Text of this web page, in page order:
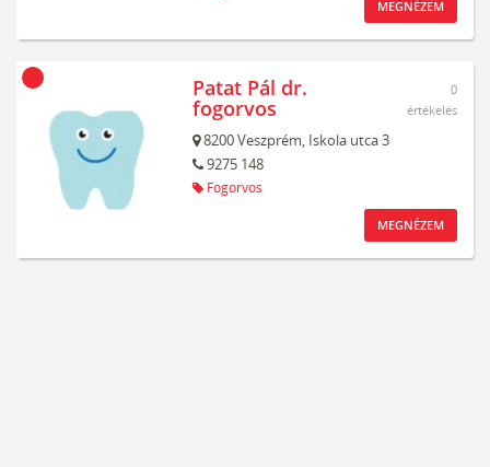
MEGNÉZEM
Patat Pál dr.
fogorvos
8200Veszprém, Iskola utca 3
9275 148
Fogorvos
0
értékelés
MEGNÉZEM